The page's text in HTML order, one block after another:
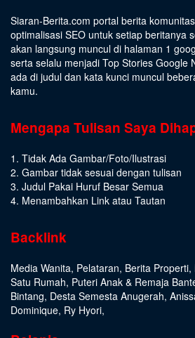
Siaran-Berita.com portal berita
optimalisasi SEO untuk setiap beritanya
akan langsung muncul di halaman 1
serta selalu menjadi Top Stories Google
ada di judul dan kata kunci muncul
kamu.
Mengapa Tulisan Saya
1. Tidak Ada Gambar/Foto/Ilustrasi
2. Gambar tidak sesuai dengan tulisan
3. Judul Pakai Huruf Besar Semua
4. Menambahkan Link atau Tautan
Backlink
Media Wanita, Pelataran, Berita Properti,
Satu Rumah, Puteri Anak & Remaja
Bintang, Desta Semesta Anugerah,
Dominique, Ry Hyori,